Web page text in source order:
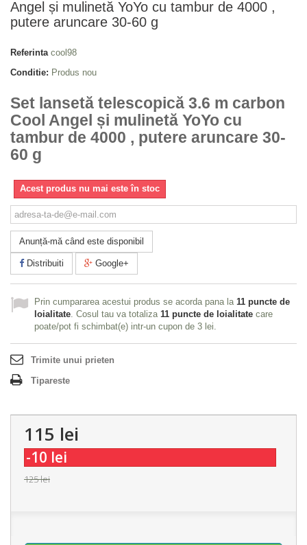
Angel și mulinetă YoYo cu tambur de 4000 ,
putere aruncare 30-60 g
Referinta cool98
Conditie: Produs nou
Set lansetă telescopică 3.6 m carbon
Cool Angel și mulinetă YoYo cu
tambur de 4000 , putere aruncare 30-
60 g
Acest produs nu mai este în stoc
Anunță-mă când este disponibil
Distribuiti Google+
Prin cumpararea acestui produs se acorda pana la 11 puncte de
loialitate . Cosul tau va totaliza 11 puncte de loialitate care
poate/pot fi schimbat(e) intr-un cupon de 3 lei
Trimite unui prieten
Tipareste
115 lei
-10 lei
125 lei